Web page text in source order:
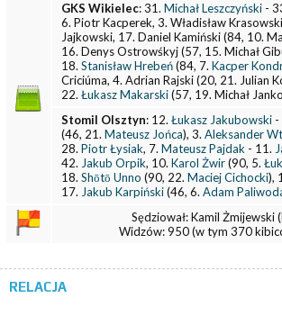
GKS Wikielec: 31. Michał Leszczyński -
6. Piotr Kacperek, 3. Władisław
Jajkowski, 17. Daniel Kamiński (84, 10.
16. Denys Ostrowśkyj (57, 15. Michał
18. Stanisław Hrebeń(84, 7. Kacper
Criciúma, 4. Adrian Rajski (20, 21. Julian
22. Łukasz Makarski(57, 19. Michał
Stomil Olsztyn: 12. Łukasz Jakubowski -
(46, 21. Mateusz Jońca), 3. Aleksander
28. Piotr Łysiak, 7. Mateusz Pajdak - 11.
42. Jakub Orpik, 10. Karol Żwir(90, 5.
18. Shōtō Unno (90, 22. Maciej Cichocki),
17. Jakub Karpiński(46, 6. Adam
Sędziował: Kamil Żmijewski
Widzów: 950 (w tym 370
RELACJA